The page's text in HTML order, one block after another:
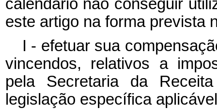
calendário não conseguir
este artigo na forma prevista
I - efetuar sua
vincendos, relativos a
pela Secretaria da
legislação específica